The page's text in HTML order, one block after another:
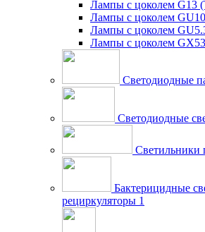
Лампы с цоколем G13
Лампы с цоколем GU10
Лампы с цоколем
Лампы с цоколем GX53
Светодиодные
Светодиодные
Светильники
Бактерицидные
рециркуляторы 1